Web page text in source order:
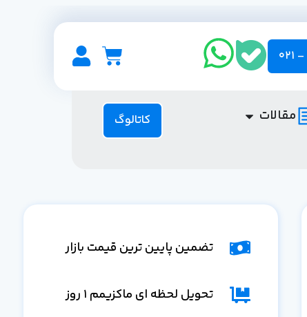
مقالات
کاتالوگ
تضمین پایین ترین قیمت بازار
تحویل لحظه ای ماکزیمم 1 روز